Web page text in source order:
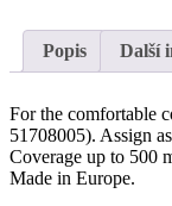
Popis Další
For the comfortable
51708005). Assign
Coverage up to 500
Made in Europe.